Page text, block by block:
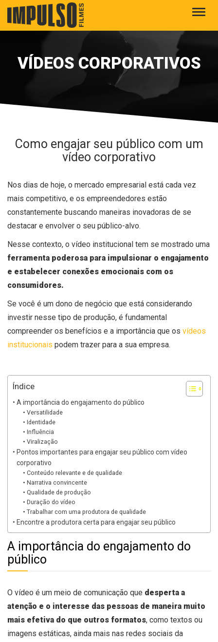
VÍDEOS CORPORATIVOS
Como engajar seu público com um
vídeo corporativo
Nos dias de hoje, o mercado empresarial está cada vez
mais competitivo, e os empreendedores estão
constantemente buscando maneiras inovadoras de se
destacar e envolver o seu público-alvo.
Nesse contexto, o vídeo institucional tem se mostrado uma
ferramenta poderosa para impulsionar o engajamento
e estabelecer conexões emocionais com os
consumidores.
Se você é um dono de negócio que está considerando
investir nesse tipo de produção, é fundamental
compreender os benefícios e a importância que os vídeos
institucionais podem trazer para a sua empresa.
Índice
A importância do engajamento do público
Versatilidade
Identidade
Influência
Viralização
Pontos importantes para engajar seu público com vídeo
corporativo
Conteúdo relevante e de qualidade
Narrativa convincente
Qualidade de produção
Duração do vídeo
Trabalhar com uma produtora de qualidade
Encontre a produtora certa para engajar seu público
A importância do engajamento do
público
O vídeo é um meio de comunicação que desperta a
atenção e o interesse das pessoas de maneira muito
mais efetiva do que outros formatos, como textos ou
imagens estáticas, ainda mais nas redes sociais da